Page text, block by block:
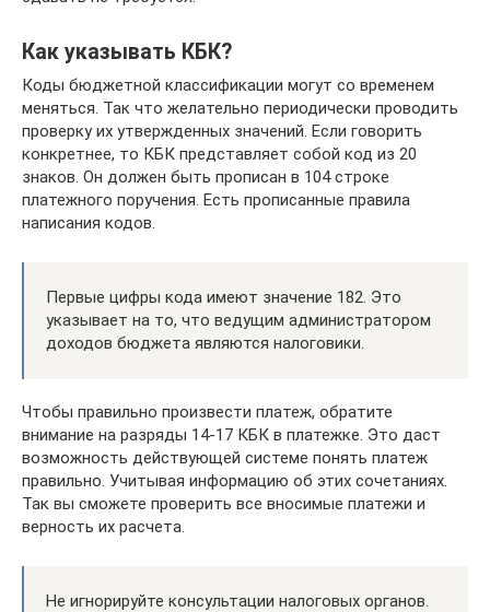
Как указывать КБК?
Коды бюджетной классификации могут со временем
меняться. Так что желательно периодически проводить
проверку их утвержденных значений. Если говорить
конкретнее, то КБК представляет собой код из 20
знаков. Он должен быть прописан в 104 строке
платежного поручения. Есть прописанные правила
написания кодов.
Первые цифры кода имеют значение 182. Это
указывает на то, что ведущим администратором
доходов бюджета являются налоговики.
Чтобы правильно произвести платеж, обратите
внимание на разряды 14-17 КБК в платежке. Это даст
возможность действующей системе понять платеж
правильно. Учитывая информацию об этих сочетаниях.
Так вы сможете проверить все вносимые платежи и
верность их расчета.
Не игнорируйте консультации налоговых органов.